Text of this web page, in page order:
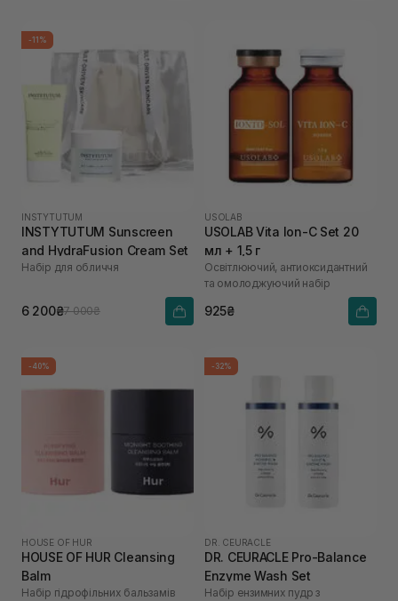
-11%
INSTYTUTUM
INSTYTUTUM Sunscreen
and HydraFusion Cream Set
Набір для обличчя
6 200₴7 000₴
USOLAB
USOLAB Vita Ion-C Set 20
мл + 1,5 г
Освітлюючий, антиоксидантний
та омолоджуючий набір
925₴
-40%
HOUSE OF HUR
HOUSE OF HUR Cleansing
Balm
Набір гідрофільних бальзамів
-32%
DR. CEURACLE
DR. CEURACLE Pro-Balance
Enzyme Wash Set
Набір ензимних пудр з